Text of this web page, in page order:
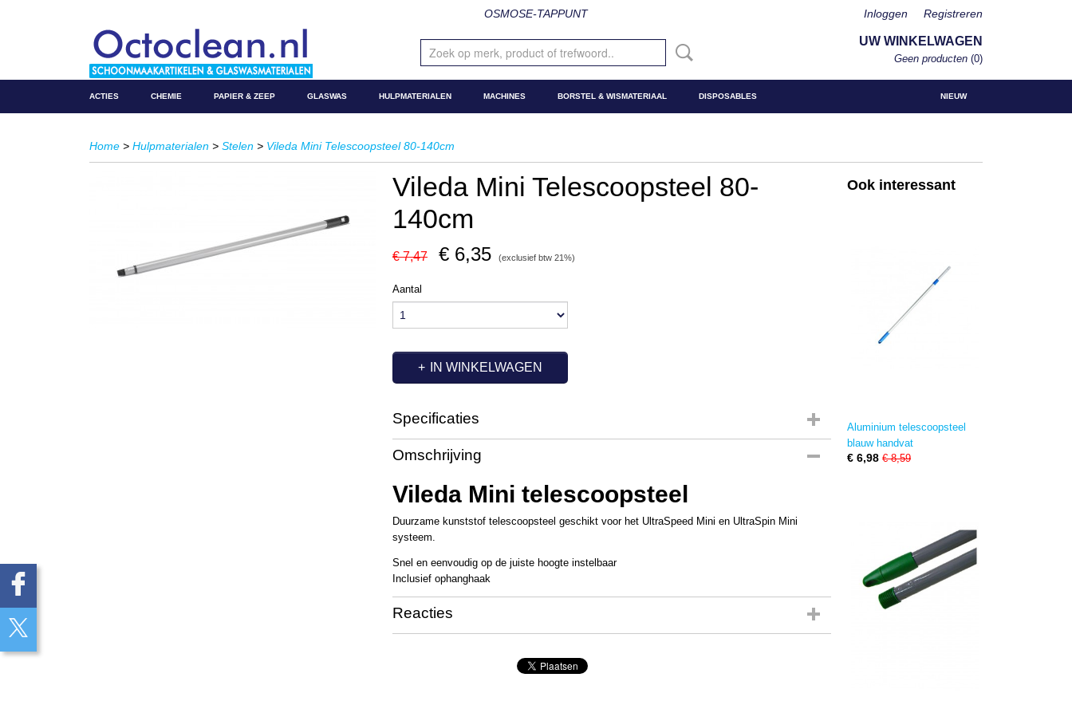
OSMOSE-TAPPUNT Inloggen Registreren
UW WINKELWAGEN
Geen producten (0)
NIEUW
ACTIES CHEMIE PAPIER & ZEEP GLASWAS HULPMATERIALEN MACHINES BORSTEL & WISMATERIAAL DISPOSABLES
Home > Hulpmaterialen > Stelen > Vileda Mini Telescoopsteel 80-140cm
Vileda Mini Telescoopsteel 80-
140cm
€ 7,47 € 6,35 (exclusief btw 21%)
Aantal
IN WINKELWAGEN
Specificaties
Productcode
Productcode leverancier
Omschrijving
Vileda Mini telescoopsteel
Duurzame kunststof telescoopsteel geschikt voor het UltraSpeed Mini en UltraSpin Mini
systeem.
Snel en eenvoudig op de juiste hoogte instelbaar
Inclusief ophanghaak
Reacties
Ook interessant
Aluminium telescoopsteel
blauw handvat
€ 6,98 € 8,59